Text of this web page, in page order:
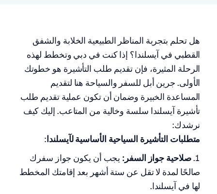
هل تحلم بتجربة المناظر الطبيعية الخلابة والشفق
القطبي في آيسلندا؟ إذا كنت في دبي وتخطط لهذه
الرحلة المثيرة، فإن تقديم طلب التأشيرة هو خطوتك
الأولى. جرين أبل للسفر والسياحة هنا لتقديم
المساعدة الخبيرة وضمان أن تكون عملية تقديم طلب
تأشيرة آيسلندا سلسة وخالية من المتاعب. إليك كيف
نرشدك:
متطلبات التأشيرة السياحية الأساسية لآيسلندا:
صلاحية جواز السفر: يجب أن يكون جواز سفرك
صالحًا لمدة لا تقل عن ستة أشهر بعد إقامتك المخطط
لها في آيسلندا.